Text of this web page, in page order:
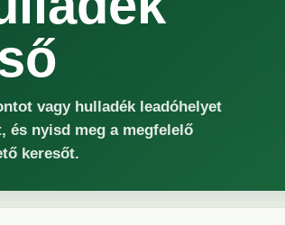
vagy hulladék leadóhelyet
és nyisd meg a megfelelő
keresőt.